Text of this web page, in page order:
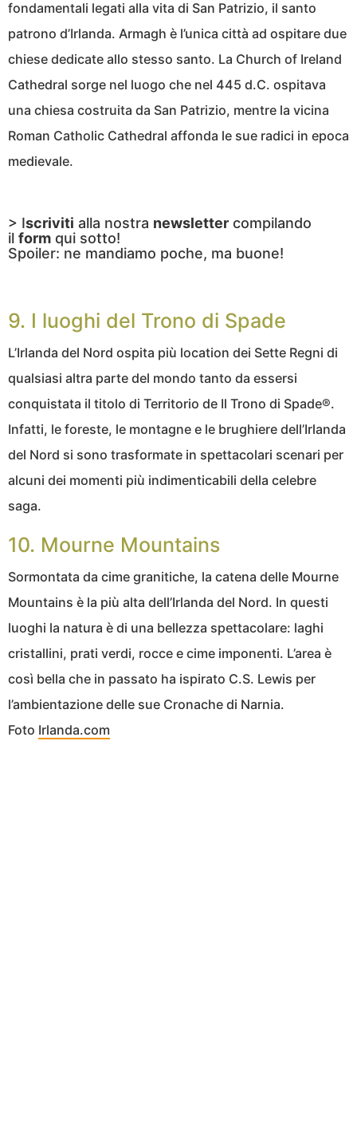
fondamentali legati alla vita di San Patrizio, il santo
patrono d’Irlanda. Armagh è l’unica città ad ospitare due
chiese dedicate allo stesso santo. La Church of Ireland
Cathedral sorge nel luogo che nel 445 d.C. ospitava
una chiesa costruita da San Patrizio, mentre la vicina
Roman Catholic Cathedral affonda le sue radici in epoca
medievale.
> Iscriviti alla nostra newsletter compilando
il form qui sotto!
Spoiler: ne mandiamo poche, ma buone!
9. I luoghi del Trono di Spade
L’Irlanda del Nord ospita più location dei Sette Regni di
qualsiasi altra parte del mondo tanto da essersi
conquistata il titolo di Territorio de Il Trono di Spade®.
Infatti, le foreste, le montagne e le brughiere dell’Irlanda
del Nord si sono trasformate in spettacolari scenari per
alcuni dei momenti più indimenticabili della celebre
saga.
10. Mourne Mountains
Sormontata da cime granitiche, la catena delle Mourne
Mountains è la più alta dell’Irlanda del Nord. In questi
luoghi la natura è di una bellezza spettacolare: laghi
cristallini, prati verdi, rocce e cime imponenti. L’area è
così bella che in passato ha ispirato C.S. Lewis per
l’ambientazione delle sue Cronache di Narnia.
Foto Irlanda.com